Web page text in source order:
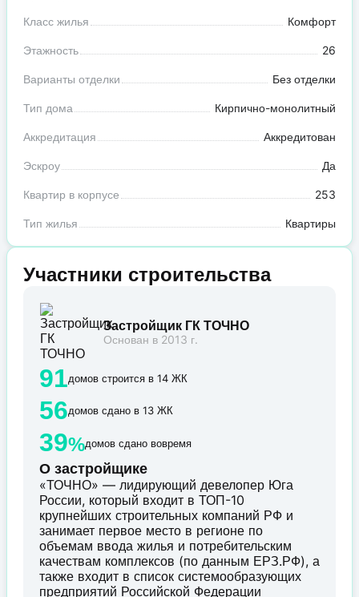
Класс жилья Комфорт
Этажность 26
Варианты отделки Без отделки
Тип дома Кирпично-монолитный
Аккредитация Аккредитован
Эскроу Да
Квартир в корпусе 253
Тип жилья Квартиры
Участники строительства
Застройщик ГК ТОЧНО
Основан в 2013 г.
91домов строится в 14 ЖК
56домов сдано в 13 ЖК
39%домов сдано вовремя
О застройщике
«ТОЧНО» — лидирующий девелопер Юга
России, который входит в ТОП-10
крупнейших строительных компаний РФ и
занимает первое место в регионе по
объемам ввода жилья и потребительским
качествам комплексов (по данным ЕРЗ.РФ), а
также входит в список системообразующих
предприятий Российской Федерации